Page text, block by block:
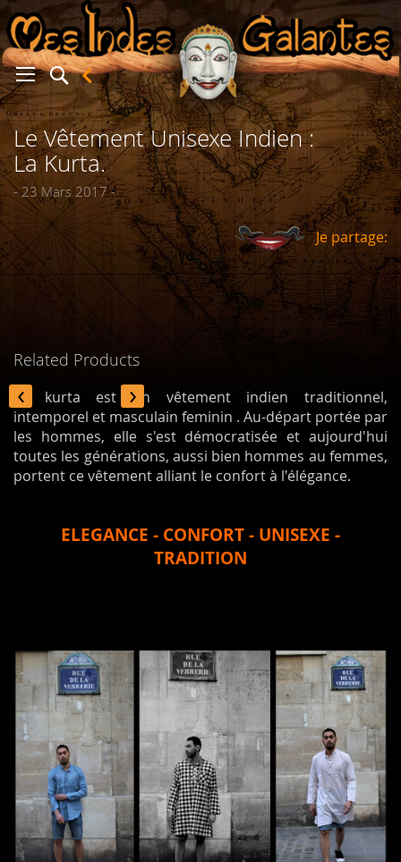
Le Vêtement Unisexe Indien :
La Kurta.
- 23 Mars 2017 -
Je partage:
Related Products
‹ ›
La kurta est un vêtement indien traditionnel,
intemporel et masculain feminin . Au-départ portée par
les hommes, elle s'est démocratisée et aujourd'hui
toutes les générations, aussi bien hommes au femmes,
portent ce vêtement alliant le confort à l'élégance.
ELEGANCE - CONFORT - UNISEXE -
TRADITION